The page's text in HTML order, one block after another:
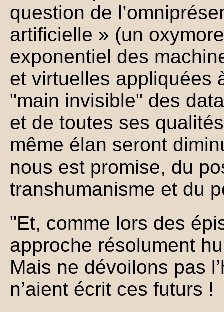
question de
artificielle » (un
exponentiel des
et virtuelles appliquées
"main invisible" des
et de toutes ses
même élan seront
nous est promise, du
transhumanisme et du
"Et, comme lors des
approche résolument
Mais ne dévoilons pas
n’aient écrit ces futurs !